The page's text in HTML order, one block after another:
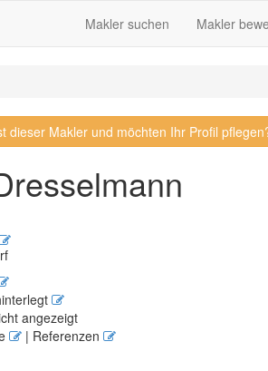
Makler suchen Makler
dieser Makler und möchten Ihr Profil
angezeigt
| Referenzen